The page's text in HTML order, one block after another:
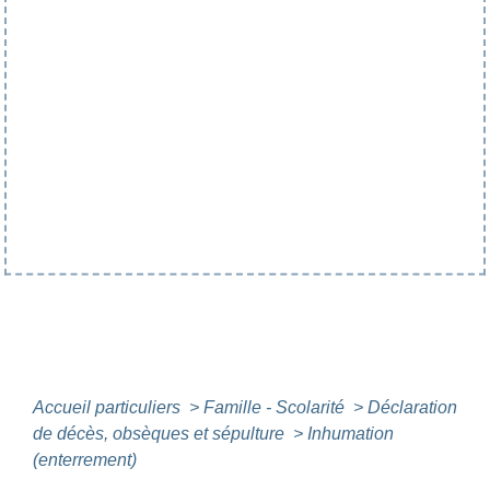
Accueil particuliers > Famille - Scolarité > Déclaration
de décès, obsèques et sépulture > Inhumation
(enterrement)